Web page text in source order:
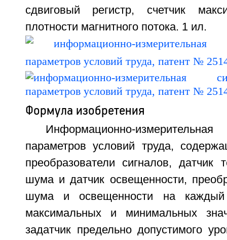
сдвиговый регистр, счетчик
плотности магнитного потока. 1 ил.
Формула изобретения
Информационно-
параметров условий труда,
преобразователи сигналов, датчик
шума и датчик освещенности,
шума и освещенности на каждый
максимальных и минимальных
задатчик предельно допустимого